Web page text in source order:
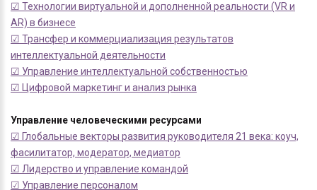
☑ Технологии виртуальной и дополненной реальности (VR и
AR) в бизнесе
☑ Трансфер и коммерциализация результатов
интеллектуальной деятельности
☑ Управление интеллектуальной собственностью
☑ Цифровой маркетинг и анализ рынка
Управление человеческими ресурсами
☑ Глобальные векторы развития руководителя 21 века: коуч,
фасилитатор, модератор, медиатор
☑ Лидерство и управление командой
☑ Управление персоналом